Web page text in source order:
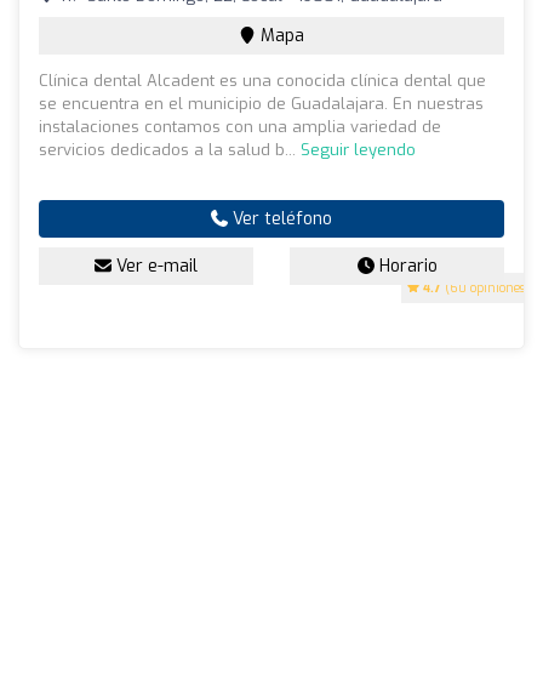
4.7 (60 opiniones)
Mapa
Clínica dental Alcadent es una conocida clínica dental que
se encuentra en el municipio de Guadalajara. En nuestras
instalaciones contamos con una amplia variedad de
servicios dedicados a la salud b... Seguir leyendo
Ver teléfono
Ver e-mail Horario